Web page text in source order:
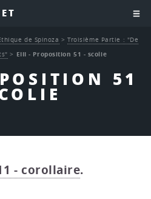
51
de Spinoza >Troisième Partie : "De
> EIII - Proposition 51 - scolie
- corollaire.